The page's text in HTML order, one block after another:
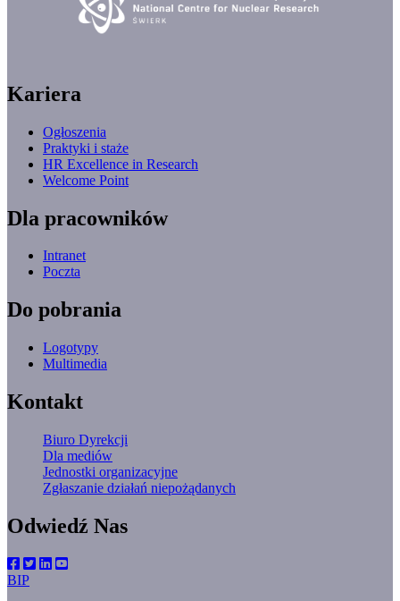
Kariera
Ogłoszenia
Praktyki i staże
HR Excellence in Research
Welcome Point
Dla pracowników
Intranet
Poczta
Do pobrania
Logotypy
Multimedia
Kontakt
Biuro Dyrekcji
Dla mediów
Jednostki organizacyjne
Zgłaszanie działań niepożądanych
Odwiedź Nas
BIP